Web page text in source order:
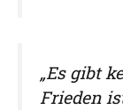
„Es gibt
Frieden